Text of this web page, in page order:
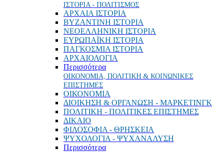
ΙΣΤΟΡΙΑ - ΠΟΛΙΤΙΣΜΟΣ
ΑΡΧΑΙΑ ΙΣΤΟΡΙΑ
ΒΥΖΑΝΤΙΝΗ ΙΣΤΟΡΙΑ
ΝΕΟΕΛΛΗΝΙΚΗ ΙΣΤΟΡΙΑ
ΕΥΡΩΠΑΪΚΗ ΙΣΤΟΡΙΑ
ΠΑΓΚΟΣΜΙΑ ΙΣΤΟΡΙΑ
ΑΡΧΑΙΟΛΟΓΙΑ
Περισσότερα
ΟΙΚΟΝΟΜΙΑ, ΠΟΛΙΤΙΚΗ & ΚΟΙΝΩΝΙΚΕΣ
ΕΠΙΣΤΗΜΕΣ
ΟΙΚΟΝΟΜΙΑ
ΔΙΟΙΚΗΣΗ & ΟΡΓΑΝΩΣΗ - ΜΑΡΚΕΤΙΝΓΚ
ΠΟΛΙΤΙΚΗ - ΠΟΛΙΤΙΚΕΣ ΕΠΙΣΤΗΜΕΣ
ΔΙΚΑΙΟ
ΦΙΛΟΣΟΦΙΑ - ΘΡΗΣΚΕΙΑ
ΨΥΧΟΛΟΓΙΑ - ΨΥΧΑΝΑΛΥΣΗ
Περισσότερα